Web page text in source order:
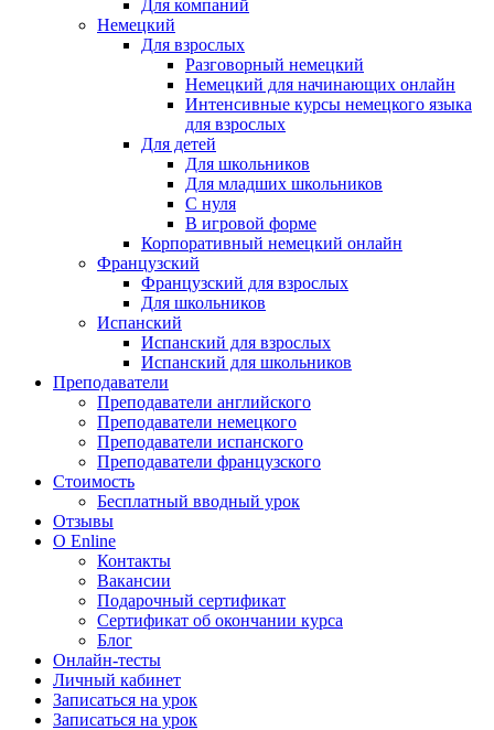
Для компаний
Немецкий
Для взрослых
Разговорный немецкий
Немецкий для начинающих онлайн
Интенсивные курсы немецкого языка
для взрослых
Для детей
Для школьников
Для младших школьников
С нуля
В игровой форме
Корпоративный немецкий онлайн
Французский
Французский для взрослых
Для школьников
Испанский
Испанский для взрослых
Испанский для школьников
Преподаватели
Преподаватели английского
Преподаватели немецкого
Преподаватели испанского
Преподаватели французского
Стоимость
Бесплатный вводный урок
Отзывы
О Enline
Контакты
Вакансии
Подарочный сертификат
Сертификат об окончании курса
Блог
Онлайн-тесты
Личный кабинет
Записаться на урок
Записаться на урок